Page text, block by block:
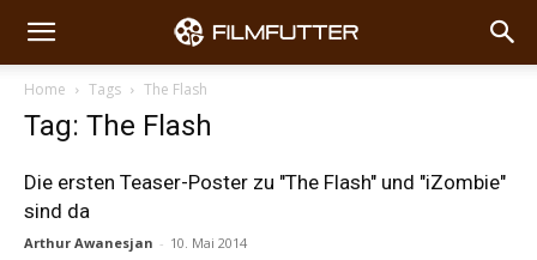
Home Tags The Flash
Tag: The Flash
Die ersten Teaser-Poster zu "The Flash" und "iZombie"
sind da
Arthur Awanesjan - 10. Mai 2014